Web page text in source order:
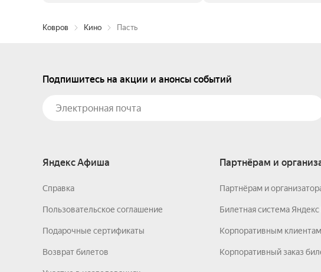
Ковров Кино Пасть
Подпишитесь на акции и анонсы событий
Яндекс Афиша
Справка
Пользовательское соглашение
Подарочные сертификаты
Возврат билетов
Партнёрам и
Партнёрам и
Билетная система
Корпоративным клиентам
Корпоративный заказ